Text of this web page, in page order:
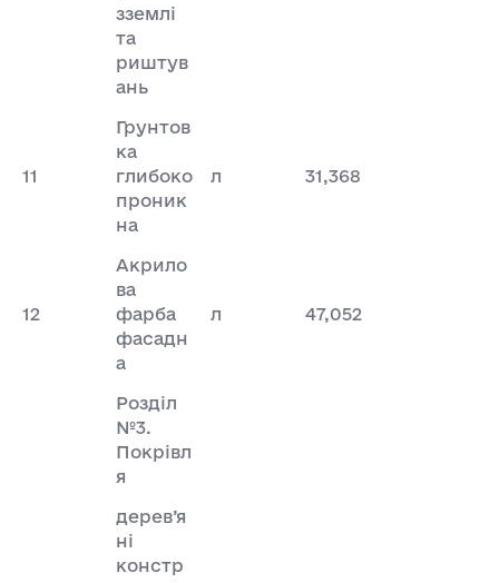
зземлі
та
риштув
ань
11
Грунтов
ка
глибоко
проник
на
л 31,368
12
Акрило
ва
фарба
фасадн
а
л 47,052
Розділ
№3.
Покрівл
я
дерев’я
ні
констр